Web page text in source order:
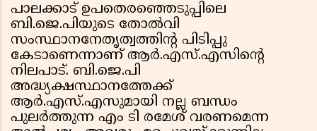
പാലക്കാട് ഉപതെരഞ്ഞെടുപ്പിലെ
ബി.ജെ.പിയുടെ തോൽവി
സംസ്ഥാനനേതൃത്വത്തിൻ്റ പിടിപ്പു
കേടാണെന്നാണ് ആർ.എസ്.എസിൻ്റെ
നിലപാട്. ബി.ജെ.പി
അദ്ധ്യക്ഷസ്ഥാനത്തേക്ക്
ആർ.എസ്.എസുമായി നല്ല ബന്ധം
പുലർത്തുന്ന എം ടി രമേശ് വരണമെന്ന